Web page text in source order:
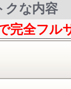
クな内容
完全フル